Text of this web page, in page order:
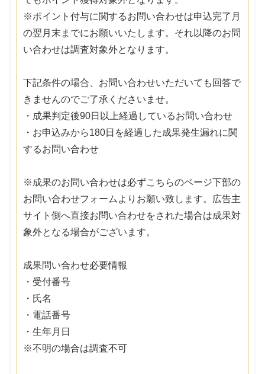
※ポイント付与に関するお問い合わせは申込完了月
の翌月末までにお願いいたします。それ以降のお問
い合わせは調査対象外となります。
下記条件の場合、お問い合わせいただいても回答で
きませんのでご了承くださいませ。
・成果判定後90日以上経過しているお問い合わせ
・お申込みから180日を経過した成果発生漏れに関
するお問い合わせ
※成果のお問い合わせは必ずこちらのページ下部の
お問い合わせフォームよりお願い致します。広告主
サイト側へ直接お問い合わせをされた場合は成果対
象外となる場合がございます。
成果問い合わせ必要情報
・受付番号
・氏名
・電話番号
・生年月日
※不明の場合は調査不可